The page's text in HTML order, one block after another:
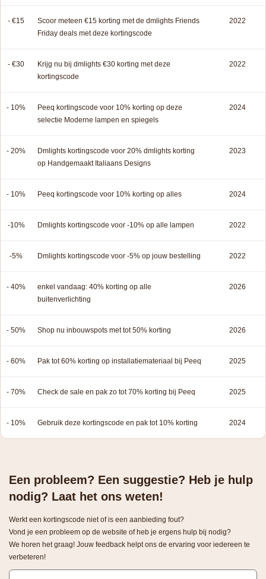
- €15
Scoor meteen €15 korting met de dmlights Friends
Friday deals met deze kortingscode
2022
- €30
Krijg nu bij dmlights €30 korting met deze
kortingscode
2022
- 10%
Peeq kortingscode voor 10% korting op deze
selectie Moderne lampen en spiegels
2024
- 20%
Dmlights kortingscode voor 20% dmlights korting
op Handgemaakt Italiaans Designs
2023
- 10% Peeq kortingscode voor 10% korting op alles 2024
-10% Dmlights kortingscode voor -10% op alle lampen 2022
-5% Dmlights kortingscode voor -5% op jouw bestelling 2022
- 40%
enkel vandaag: 40% korting op alle
buitenverlichting
2026
- 50% Shop nu inbouwspots met tot 50% korting 2026
- 60% Pak tot 60% korting op installatiemateriaal bij Peeq 2025
- 70% Check de sale en pak zo tot 70% korting bij Peeq 2025
- 10% Gebruik deze kortingscode en pak tot 10% korting 2024
Een probleem? Een suggestie? Heb je hulp
nodig? Laat het ons weten!
Werkt een kortingscode niet of is een aanbieding fout?
Vond je een probleem op de website of heb je ergens hulp bij nodig?
We horen het graag! Jouw feedback helpt ons de ervaring voor iedereen te
verbeteren!